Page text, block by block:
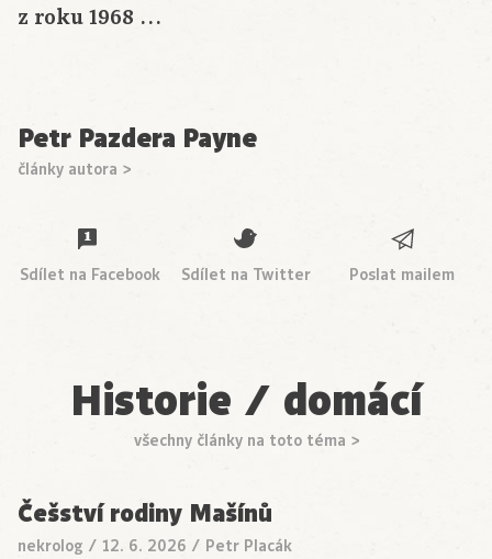
z roku 1968 …
Petr Pazdera Payne
články autora >
Sdílet na Facebook Sdílet na Twitter Poslat mailem
Historie / domácí
všechny články na toto téma >
Češství rodiny Mašínů
nekrolog / 12. 6. 2026 / Petr Placák